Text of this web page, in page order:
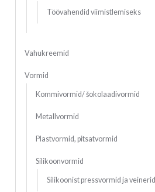
Töövahendid viimistlemiseks
Vahukreemid
Vormid
Kommivormid/ šokolaadivormid
Metallvormid
Plastvormid, pitsatvormid
Silikoonvormid
Silikoonist pressvormid ja veinerid